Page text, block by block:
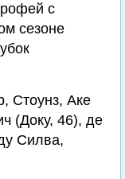
с
сезоне
Стоунз, Аке
(Доку, 46), де
Силва,